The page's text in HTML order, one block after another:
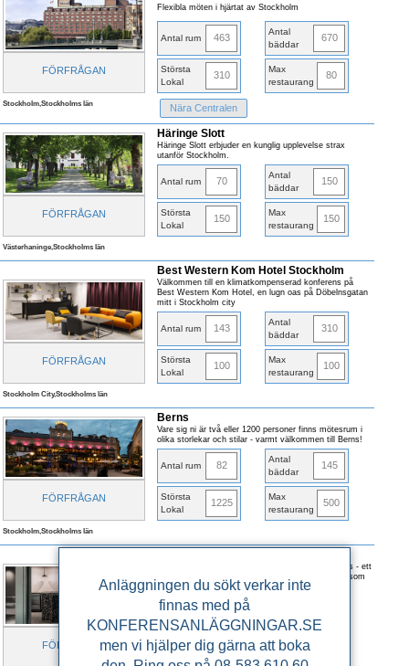
Anläggningen du sökt verkar inte
finnas med på
KONFERENSANLÄGGNINGAR.SE
men vi hjälper dig gärna att boka
FÖRFRÅGAN
Flexibla möten i hjärtat av Stockholm
Antal rum 463
Antal
bäddar
670
Största
Lokal
310
Max
restaurang
80
Stockholm,Stockholms län Nära Centralen
FÖRFRÅGAN
Häringe Slott
Häringe Slott erbjuder en kunglig upplevelse strax
utanför Stockholm.
Antal rum 70
Antal
bäddar
150
Största
Lokal
150
Max
restaurang
150
Västerhaninge,Stockholms län
FÖRFRÅGAN
Best Western Kom Hotel Stockholm
Välkommen till en klimatkompenserad konferens på
Best Western Kom Hotel, en lugn oas på Döbelnsgatan
mitt i Stockholm city
Antal rum 143
Antal
bäddar
310
Största
Lokal
100
Max
restaurang
100
Stockholm City,Stockholms län
FÖRFRÅGAN
Berns
Vare sig ni är två eller 1200 personer finns mötesrum i
olika storlekar och stilar - varmt välkommen till Berns!
Antal rum 82
Antal
bäddar
145
Största
Lokal
1225
Max
restaurang
500
Stockholm,Stockholms län
FÖRFRÅGAN
Framtidens arbetsplats kan bäst beskriva detta hus - ett
stenkast från Stureplan med nyrenoverade lokaler som
öppnade 2017.
Dagkonferens
lokaler
Största
Lokal
120
Max